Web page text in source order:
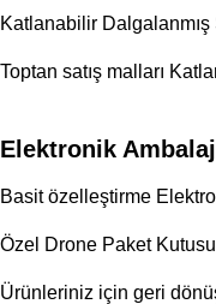
Katlanabilir Dalgalanmış
Toptan satış malları
Elektronik
Basit özelleştirme
Özel Drone Paket
Ürünleriniz için geri